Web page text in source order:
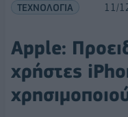
ΤΕΧΝΟΛΟΓΙΑ 11/
Αpple:
χρήστες